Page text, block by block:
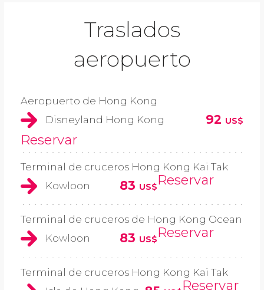
Traslados
aeropuerto
Aeropuerto de Hong Kong
Disneyland Hong Kong
92 US$
Reservar
Terminal de cruceros Hong Kong Kai Tak
Kowloon
83 US$Reservar
Terminal de cruceros de Hong Kong Ocean
Kowloon
83 US$Reservar
Terminal de cruceros Hong Kong Kai Tak
Reservar